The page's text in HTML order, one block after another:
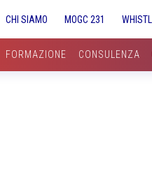
CHI SIAMO MOGC 231
FORMAZIONE CONSULENZA